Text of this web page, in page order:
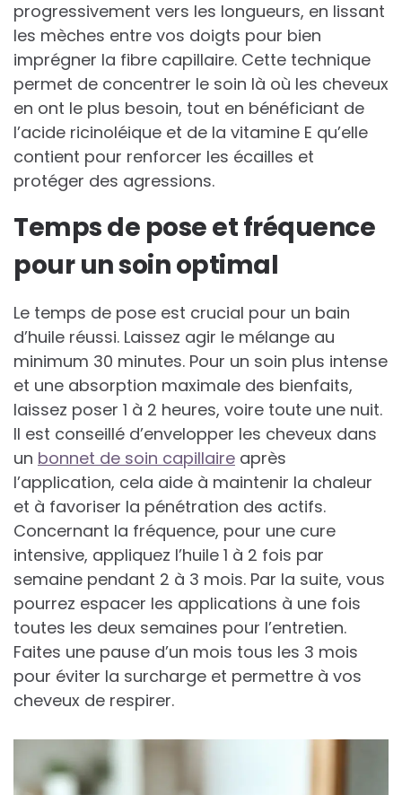
progressivement vers les longueurs, en lissant
les mèches entre vos doigts pour bien
imprégner la fibre capillaire. Cette technique
permet de concentrer le soin là où les cheveux
en ont le plus besoin, tout en bénéficiant de
l’acide ricinoléique et de la vitamine E qu’elle
contient pour renforcer les écailles et
protéger des agressions.
Temps de pose et fréquence
pour un soin optimal
Le temps de pose est crucial pour un bain
d’huile réussi. Laissez agir le mélange au
minimum 30 minutes. Pour un soin plus intense
et une absorption maximale des bienfaits,
laissez poser 1 à 2 heures, voire toute une nuit.
Il est conseillé d’envelopper les cheveux dans
un bonnet de soin capillaire après
l’application, cela aide à maintenir la chaleur
et à favoriser la pénétration des actifs.
Concernant la fréquence, pour une cure
intensive, appliquez l’huile 1 à 2 fois par
semaine pendant 2 à 3 mois. Par la suite, vous
pourrez espacer les applications à une fois
toutes les deux semaines pour l’entretien.
Faites une pause d’un mois tous les 3 mois
pour éviter la surcharge et permettre à vos
cheveux de respirer.